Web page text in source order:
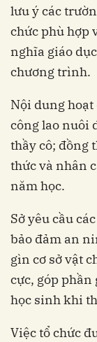
lưu ý các
chức phù hợp
nghĩa giáo
chương trình.
Nội dung
công lao nuôi
thầy cô; đồng
thức và nhân
năm học.
Sở yêu cầu
bảo đảm an
gìn cơ sở vật
cực, góp
học sinh khi
Việc tổ chức